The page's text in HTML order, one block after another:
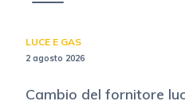
LUCE E GAS
2 agosto 2026
Cambio del fornitore